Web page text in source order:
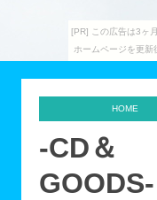
[PR] この広告は3ヶ
ホームページを更
HOME
-CD＆
GOODS-